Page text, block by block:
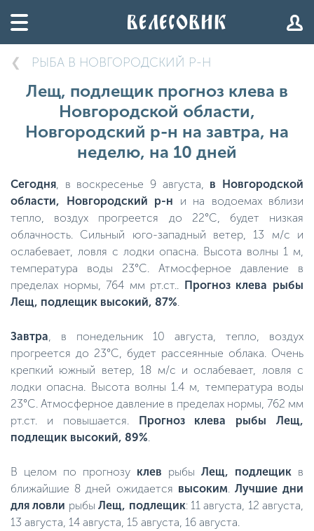
РЫБА В НОВГОРОДСКИЙ Р-Н
Лещ, подлещик прогноз клева в
Новгородской области,
Новгородский р-н на завтра, на
неделю, на 10 дней
Сегодня, в воскресенье 9 августа, в Новгородской
области, Новгородский р-н и на водоемах вблизи
тепло, воздух прогреется до 22°C, будет низкая
облачность. Сильный юго-западный ветер, 13 м/с и
ослабевает, ловля с лодки опасна. Высота волны 1 м,
температура воды 23°C. Атмосферное давление в
пределах нормы, 764 мм рт.ст.. Прогноз клева рыбы
Лещ, подлещик высокий, 87%.
Завтра, в понедельник 10 августа, тепло, воздух
прогреется до 23°C, будет рассеянные облака. Очень
крепкий южный ветер, 18 м/с и ослабевает, ловля с
лодки опасна. Высота волны 1.4 м, температура воды
23°C. Атмосферное давление в пределах нормы, 762 мм
рт.ст. и повышается. Прогноз клева рыбы Лещ,
подлещик высокий, 89%.
В целом по прогнозу клев рыбы Лещ, подлещик в
ближайшие 8 дней ожидается высоким. Лучшие дни
для ловли рыбыЛещ, подлещик: 11 августа, 12 августа,
13 августа, 14 августа, 15 августа, 16 августа.